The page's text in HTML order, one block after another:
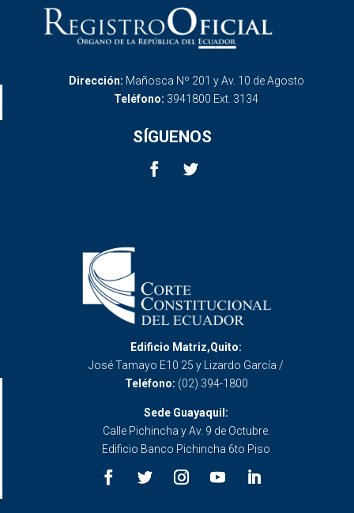
Dirección: Mañosca Nº 201 y Av. 10 de Agosto
Teléfono: 3941800 Ext. 3134
SÍGUENOS
Edificio Matriz,Quito:
José Tamayo E10 25 y Lizardo García /
Teléfono: (02) 394-1800
Sede Guayaquil:
Calle Pichincha y Av. 9 de Octubre.
Edificio Banco Pichincha 6to Piso